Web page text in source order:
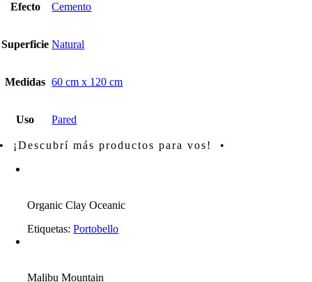
Efecto Cemento
Superficie Natural
Medidas 60 cm x 120 cm
Uso Pared
• ¡Descubrí más productos para vos! •
Organic Clay Oceanic
Etiquetas:Portobello
Malibu Mountain